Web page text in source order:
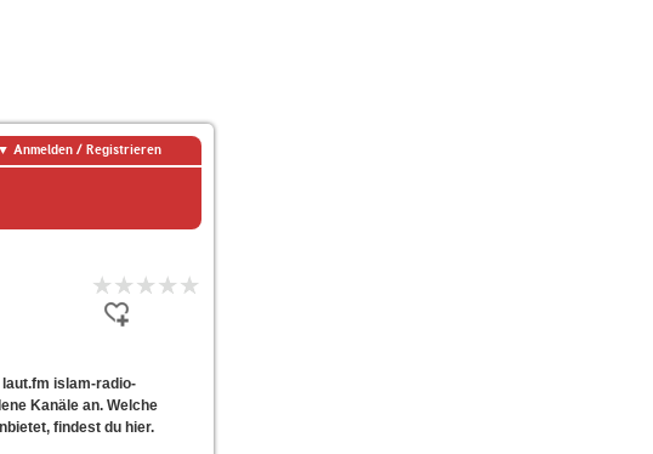
Anmelden / Registrieren
islam-radio-
Kanäle an. Welche
findest du hier.